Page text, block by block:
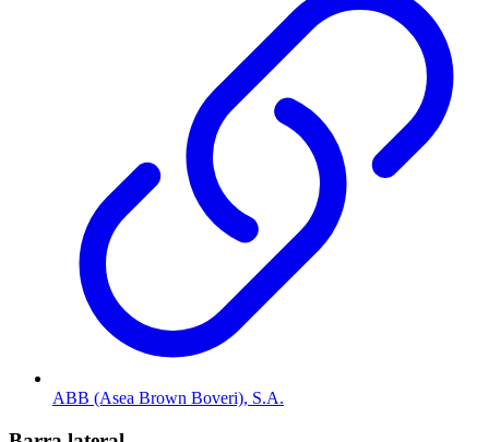
ABB (Asea Brown Boveri), S.A.